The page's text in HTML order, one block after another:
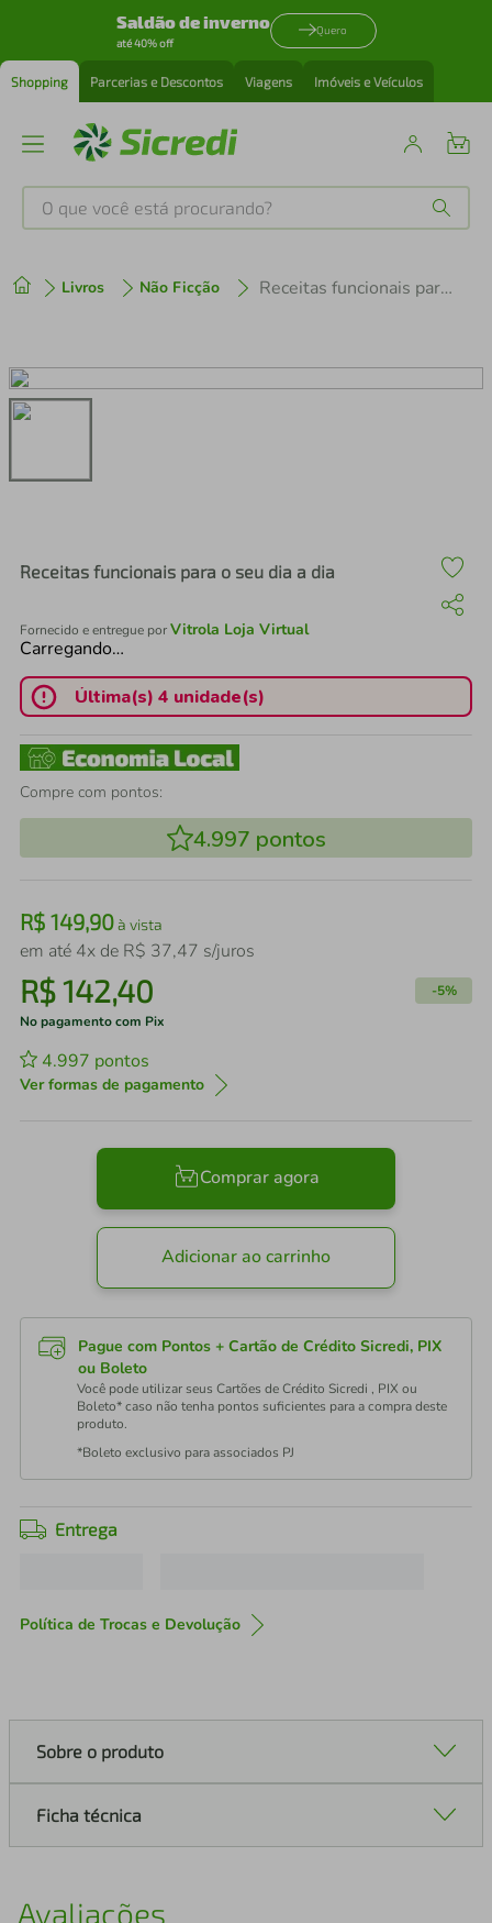
Saldão de inverno
até 40% off
Quero
Shopping Parcerias e Descontos Viagens Imóveis e Veículos
O que você está procurando?
Livros Não Ficção Receitas funcionais para o seu dia a dia
Receitas funcionais para o seu dia a dia
Fornecido e entregue porVitrola Loja Virtual
Carregando…
Última(s) 4 unidade(s)
Compre com pontos:
4.997 pontos
R$ 149,90à vista
em até 4x de R$ 37,47 s/juros
R$142,40 -5%
No pagamento com Pix
4.997 pontos
Ver formas de pagamento
Comprar agora
Adicionar ao carrinho
Pague com Pontos + Cartão de Crédito Sicredi, PIX
ou Boleto
Você pode utilizar seus Cartões de Crédito Sicredi , PIX ou
Boleto* caso não tenha pontos suficientes para a compra deste
produto.
*Boleto exclusivo para associados PJ
Entrega
Política de Trocas e Devolução
Sobre o produto
Ficha técnica
Avaliações
2º cafeteira